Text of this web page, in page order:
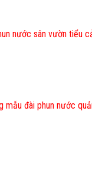
nước sân vườn tiểu
mẫu đài phun nước